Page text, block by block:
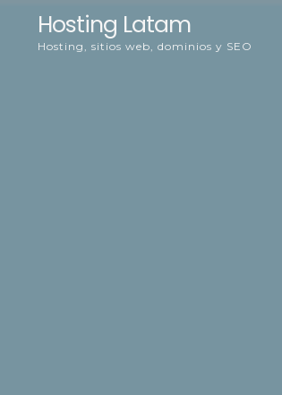
Hosting Latam
Hosting, sitios web, dominios y SEO